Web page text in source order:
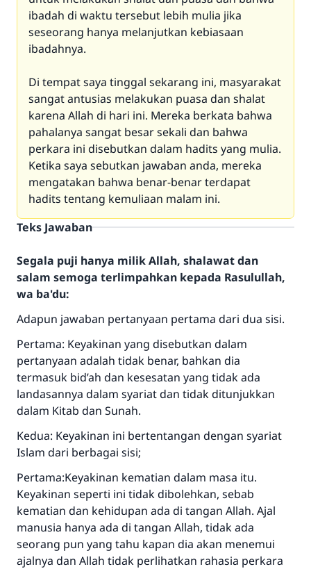
ibadah di waktu tersebut lebih mulia jika
seseorang hanya melanjutkan kebiasaan
ibadahnya.
Di tempat saya tinggal sekarang ini, masyarakat
sangat antusias melakukan puasa dan shalat
karena Allah di hari ini. Mereka berkata bahwa
pahalanya sangat besar sekali dan bahwa
perkara ini disebutkan dalam hadits yang mulia.
Ketika saya sebutkan jawaban anda, mereka
mengatakan bahwa benar-benar terdapat
hadits tentang kemuliaan malam ini.
Teks Jawaban
Segala puji hanya milik Allah, shalawat dan
salam semoga terlimpahkan kepada Rasulullah,
wa ba'du:
Adapun jawaban pertanyaan pertama dari dua sisi.
Pertama: Keyakinan yang disebutkan dalam
pertanyaan adalah tidak benar, bahkan dia
termasuk bid’ah dan kesesatan yang tidak ada
landasannya dalam syariat dan tidak ditunjukkan
dalam Kitab dan Sunah.
Kedua: Keyakinan ini bertentangan dengan syariat
Islam dari berbagai sisi;
Pertama:Keyakinan kematian dalam masa itu.
Keyakinan seperti ini tidak dibolehkan, sebab
kematian dan kehidupan ada di tangan Allah. Ajal
manusia hanya ada di tangan Allah, tidak ada
seorang pun yang tahu kapan dia akan menemui
ajalnya dan Allah tidak perlihatkan rahasia perkara